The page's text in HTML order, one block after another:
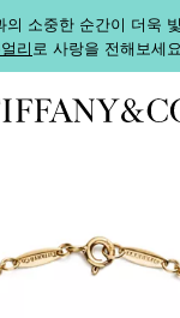
의 소중한 순간이 더욱
리로 사랑을 전해보세